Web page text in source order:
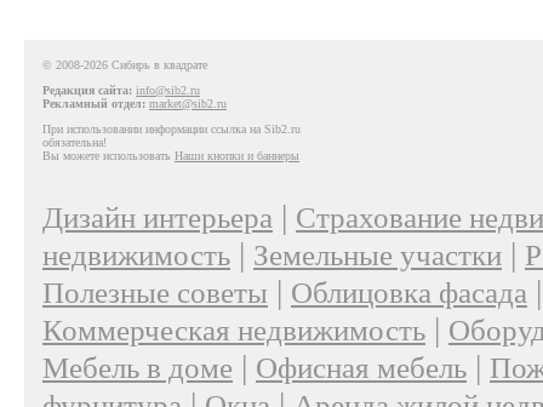
© 2008-2026 Сибирь в квадрате
Редакция сайта: info@sib2.ru
Рекламный отдел: market@sib2.ru
При использовании информации ссылка на Sib2.ru
обязательна!
Вы можете использовать Наши кнопки и баннеры
Дизайн интерьера | Страхование
недвижимость | Земельные участки |
Полезные советы | Облицовка фасада
Коммерческая недвижимость |
Мебель в доме | Офисная мебель |